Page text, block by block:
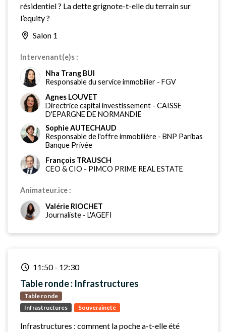
résidentiel ? La dette grignote-t-elle du terrain sur
l’equity ?
Salon 1
Intervenant(e)s :
Nha Trang BUI
Responsable du service immobilier - FGV
Agnes LOUVET
Directrice capital investissement - CAISSE
D'EPARGNE DE NORMANDIE
Sophie AUTECHAUD
Responsable de l'offre immobilière - BNP Paribas
Banque Privée
François TRAUSCH
CEO & CIO - PIMCO PRIME REAL ESTATE
Animateur.ice :
Valérie RIOCHET
Journaliste - L'AGEFI
11:50- 12:30
Table ronde : Infrastructures
Table ronde
Infrastructures
Souveraineté
Infrastructures : comment la poche a-t-elle été